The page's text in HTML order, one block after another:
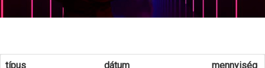
típus dátum mennyiség